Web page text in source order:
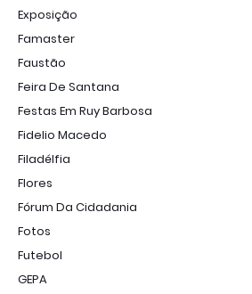
Exposição
Famaster
Faustão
Feira De Santana
Festas Em Ruy Barbosa
Fidelio Macedo
Filadélfia
Flores
Fórum Da Cidadania
Fotos
Futebol
GEPA